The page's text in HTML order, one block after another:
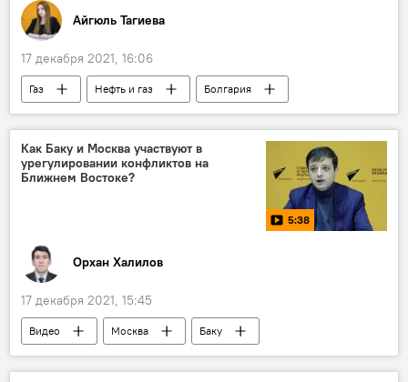
Айгюль Тагиева
17 декабря 2021, 16:06
Газ Нефть и газ
Болгария
Греция
Азербайджан
Как Баку и Москва участвуют в
урегулировании конфликтов на
Ближнем Востоке?
5:38
Орхан Халилов
17 декабря 2021, 15:45
Видео Москва
Баку
Ближний восток